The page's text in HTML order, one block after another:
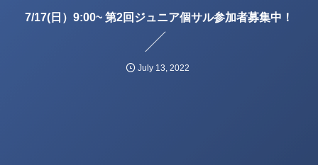
7/17(日）9:00~ 第2回ジュニア個サル参加者募集中！
July 13, 2022